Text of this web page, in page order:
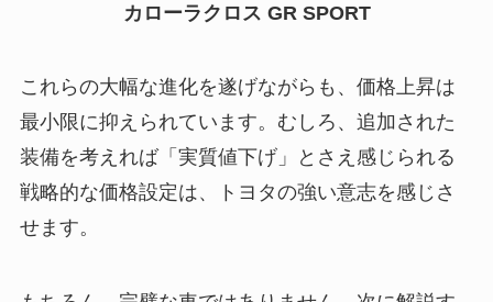
カローラクロス GR SPORT
これらの大幅な進化を遂げながらも、価格上昇は
最小限に抑えられています。むしろ、追加された
装備を考えれば「実質値下げ」とさえ感じられる
戦略的な価格設定は、トヨタの強い意志を感じさ
せます。